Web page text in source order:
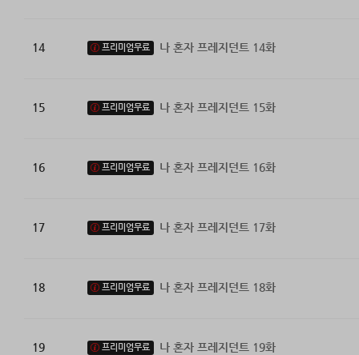
14 프리미엄무료 나 혼자 프레지던트 14화
15 프리미엄무료 나 혼자 프레지던트 15화
16 프리미엄무료 나 혼자 프레지던트 16화
17 프리미엄무료 나 혼자 프레지던트 17화
18 프리미엄무료 나 혼자 프레지던트 18화
19 프리미엄무료 나 혼자 프레지던트 19화